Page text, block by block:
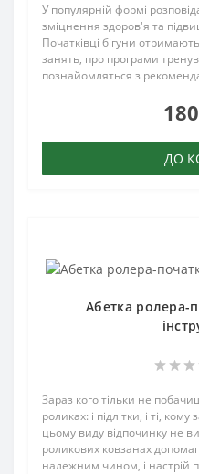
У популярній формі
зміцнення здоров'я та
Початківці бігуни
занять, про програми
познайомляться з
ДО
Абетка ролера-
Зараз кого тільки не
роликах: і підлітки, і ті,
цьому виду відпочинку не
роликових ковзанах
належним чином, і настрій